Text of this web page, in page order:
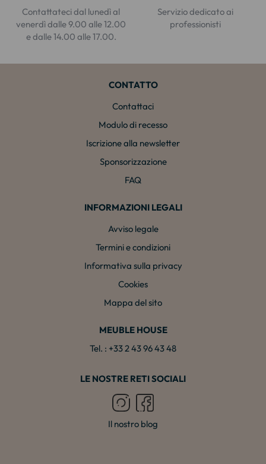
Contattateci dal lunedì al
venerdì dalle 9.00 alle 12.00
e dalle 14.00 alle 17.00.
Servizio dedicato ai
professionisti
CONTATTO
Contattaci
Modulo di recesso
Iscrizione alla newsletter
Sponsorizzazione
FAQ
INFORMAZIONI LEGALI
Avviso legale
Termini e condizioni
Informativa sulla privacy
Cookies
Mappa del sito
MEUBLE HOUSE
Tel. : +33 2 43 96 43 48
LE NOSTRE RETI SOCIALI
Il nostro blog